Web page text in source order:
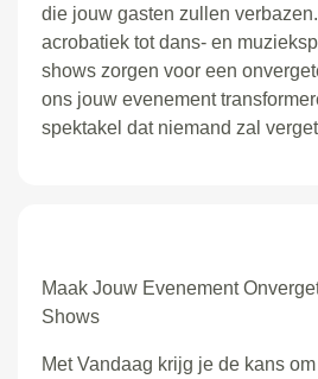
die jouw gasten zullen
acrobatiek tot dans- en
shows zorgen voor een
ons jouw evenement
spektakel dat niemand zal
Maak Jouw Evenement
Shows
Met Vandaag krijg je de kans